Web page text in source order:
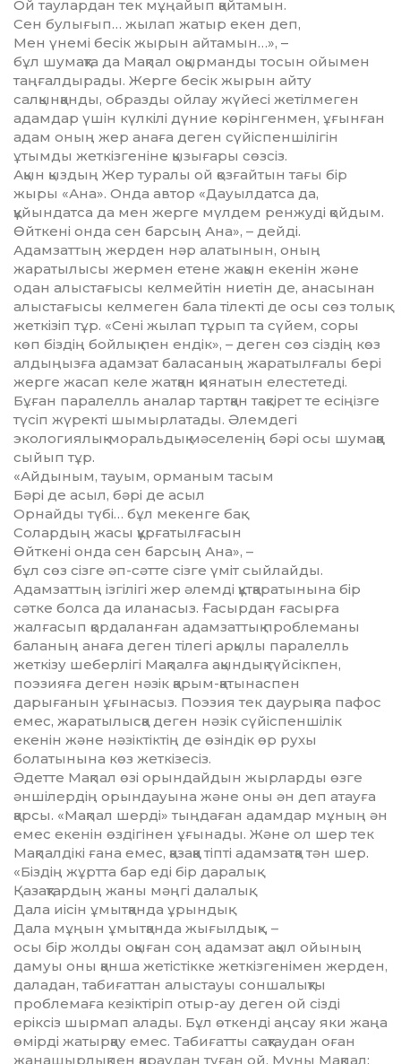
Ой таулардан тек мұңайып қайтамын.
Сен булығып… жылап жатыр екен деп,
Мен үнемі бесік жырын айтамын…», –
бұл шумақта да Мақпал оқырманды тосын ойымен
таңғалдырады. Жерге бесік жырын айту
салқынқанды, образды ойлау жүйесі жетілмеген
адамдар үшін күлкілі дүние көрінгенмен, ұғынған
адам оның жер анаға деген сүйіспеншілігін
ұтымды жеткізгеніне қызығары сөзсіз.
Ақын қыздың Жер туралы ой қозғай­тын тағы бір
жыры «Ана». Онда автор «Дауыл­датса да,
құйындатса да мен жерге мүлдем ренжуді қойдым.
Өйткені онда сен барсың Ана», – дейді.
Адамзаттың жерден нәр алатынын, оның
жаратылысы жермен етене жақын екенін және
одан алыстағысы келмейтін ниетін де, анасынан
алыстағысы келмеген бала тілекті де осы сөз толық
жеткізіп тұр. «Сені жылап тұрып та сүйем, соры
көп біздің бойлық пен ендік», – деген сөз сіздің көз
алдыңызға адамзат баласа­ның жаратылғалы бері
жерге жасап келе жатқан қиянатын елестетеді.
Бұған паралелль аналар тартқан тақсірет те есіңізге
түсіп жүректі шымырлатады. Әлемдегі
экологиялық-моральдық мәселенің бәрі осы шумаққа
сыйып тұр.
«Айдыным, тауым, орманым тасым
Бәрі де асыл, бәрі де асыл
Орнайды түбі… бұл мекенге бақ
Солардың жасы құрғатылғасын
Өйткені онда сен барсың Ана», –
бұл сөз сізге әп-сәтте сізге үміт сыйлайды.
Адамзаттың ізгілігі жер әлемді құтқараты­нына бір
сәт­ке болса да иланасыз. Ғасырдан ғасырға
жалғасып қордаланған адамзаттық проблеманы
баланың анаға деген тілегі ар­қылы паралелль
жеткізу шеберлігі Мақпалға ақындық түйсікпен,
поэзияға деген нәзік қарым-қатынаспен
дарығанын ұғынасыз. Поэзия тек даурықпа пафос
емес, жаратылысқа деген нәзік сүйіспен­шілік
екенін және нәзіктіктің де өзіндік өр рухы
болатынына көз жеткі­зесіз.
Әдетте Мақпал өзі орындайдын жырларды өзге
әншілердің орындауына және оны ән деп атауға
қарсы. «Мақпал шерді» тыңдаған адамдар мұның ән
емес екенін өздігінен ұғынады. Және ол шер тек
Мақ­пал­дікі ғана емес, қазаққа тіпті адамзатқа тән шер.
«Біздің жұртта бар еді бір даралық
Қазақтардың жаны мәңгі далалық.
Дала иісін ұмытқанда ұрындық
Дала мұңын ұмытқанда жығылдық», –
осы бір жолды оқыған соң адамзат ақыл ойы­ның
дамуы оны қанша жетістікке жеткіз­генімен жерден,
даладан, табиғаттан алыс­­тауы соншалықты
проблемаға кезік­тіріп отыр-ау деген ой сізді
еріксіз шырмап алады. Бұл өткенді аңсау яки жаңа
өмірді жатырқау емес. Табиғатты сақтаудан оған
жанашырлықпен қараудан туған ой. Мұны Мақпал: